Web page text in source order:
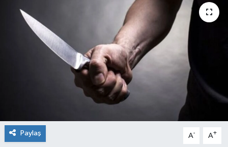
Paylaş A- A+